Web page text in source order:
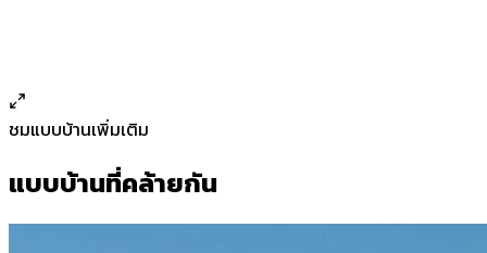
ชมแบบบ้านเพิ่มเติม
แบบบ้านที่คล้ายกัน